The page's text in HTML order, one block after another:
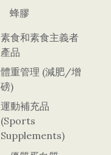
蜂膠
素食和素食主義者
產品
體重管理 (減肥/增
磅)
運動補充品
(Sports
Supplements)